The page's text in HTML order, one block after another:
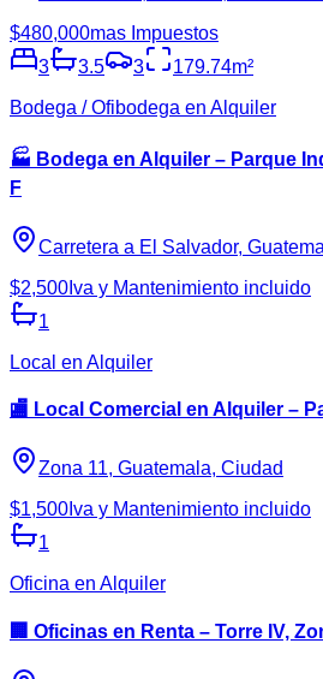
$480,000mas Impuestos
3
3.5 3 179.74m²
Bodega / Ofibodega en Alquiler
🏭 Bodega en Alquiler – Parque
F
Carretera a El Salvador,
$2,500 Iva y Mantenimiento incluido
1
Local en Alquiler
🏬 Local Comercial en Alquiler –
Zona 11, Guatemala, Ciudad
$1,500 Iva y Mantenimiento incluido
1
Oficina en Alquiler
🏢 Oficinas en Renta – Torre IV,